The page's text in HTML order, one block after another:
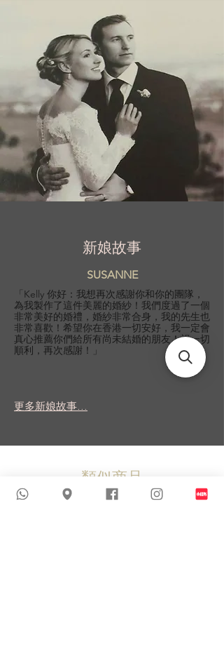
新娘故事
SUSANNE
「Kelly 你好：我想再次感謝你和你的團隊，
為我製作了這件美麗的婚紗！我們度過了一個
非常美好的婚禮，婚紗非常合身，我的先生也
非常喜歡！希望你在香港一切安好，我一定會
真心推薦你們給所有尚未結婚的朋友！祝一切
順利，再次感謝！」
更多新娘故事...
類似商品